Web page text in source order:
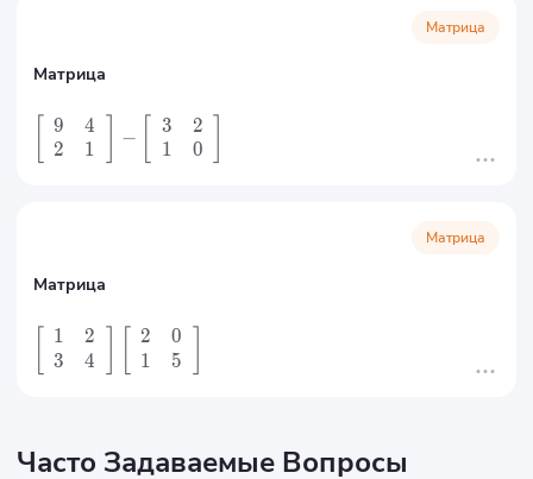
Матрица
Матрица
9
2
4
1
−
3
1
2
0
Матрица
Матрица
1
3
2
4
2
1
0
5
Часто Задаваемые Вопросы